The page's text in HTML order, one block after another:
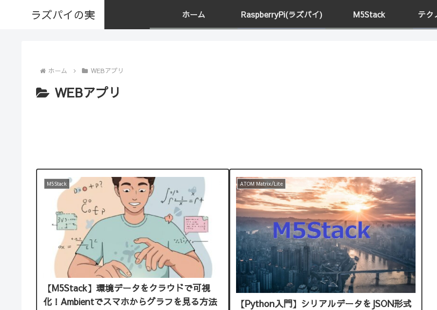
ラズパイの実 ホーム RaspberryPi(ラズパイ) M5Stack テク
ホーム WEBアプリ
WEBアプリ
M5Stack
【M5Stack】環境データをクラウドで可視
化！Ambientでスマホからグラフを見る方法
ATOM Matrix/Lite
【Python入門】シリアルデータをJSON形式